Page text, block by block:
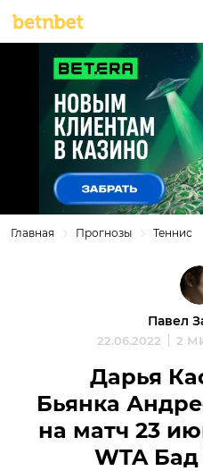
Главная Прогнозы Теннис
Павел
22.06.2022 2
Дарья
Бьянка
на матч 23
WTA